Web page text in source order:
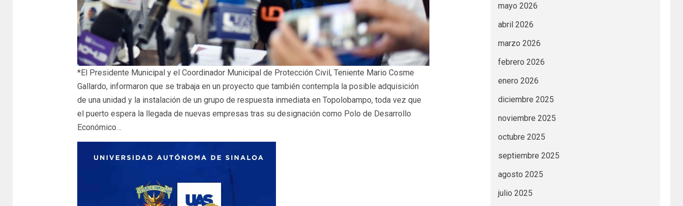
*El Presidente Municipal y el Coordinador Municipal de Protección Civil, Teniente Mario Cosme
Gallardo, informaron que se trabaja en un proyecto que también contempla la posible adquisición
de una unidad y la instalación de un grupo de respuesta inmediata en Topolobampo, toda vez que
el puerto espera la llegada de nuevas empresas tras su designación como Polo de Desarrollo
Económico…
mayo 2026
abril 2026
marzo 2026
febrero 2026
enero 2026
diciembre 2025
noviembre 2025
octubre 2025
septiembre 2025
agosto 2025
julio 2025